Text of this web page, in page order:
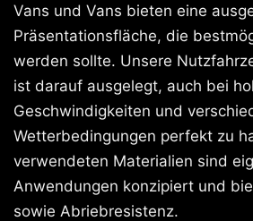
Vans und Vans bieten eine
Präsentationsfläche, die
werden sollte. Unsere
ist darauf ausgelegt, auch bei
Geschwindigkeiten und
Wetterbedingungen perfekt zu
verwendeten Materialien sind
Anwendungen konzipiert und
sowie Abriebresistenz.